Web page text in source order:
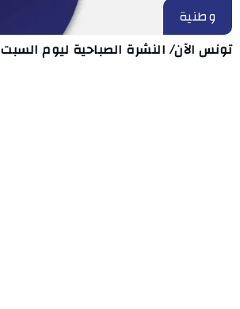
وطنية
تونس الآن/ النشرة الصباحية ليوم السبت 9 أوت 2026